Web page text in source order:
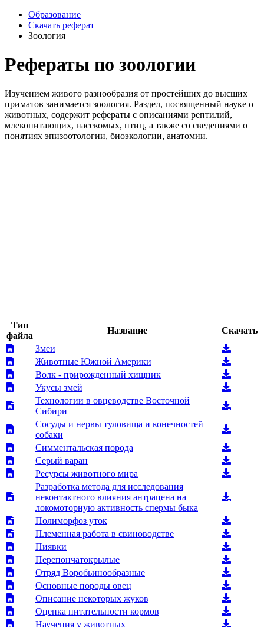
Образование
Скачать реферат
Зоология
Рефераты по зоологии
Изучением живого разнообразия от простейших до высших
приматов занимается зоология. Раздел, посвященный науке о
животных, содержит рефераты с описаниями рептилий,
млекопитающих, насекомых, птиц, а также со сведениями о
понятиях эпизоотологии, биоэкологии, анатомии.
Тип
файла
Название
Скачать
Змеи
Животные Южной Америки
Волк - прирожденный хищник
Укусы змей
Технологии в овцеводстве Восточной
Сибири
Сосуды и нервы туловища и конечностей
собаки
Симментальская порода
Серый варан
Ресурсы животного мира
Разработка метода для исследования
неконтактного влияния антрацена на
локомоторную активность спермы быка
Полиморфоз уток
Племенная работа в свиноводстве
Пиявки
Перепончатокрылые
Отряд Воробьинообразные
Основные породы овец
Описание некоторых жуков
Оценка питательности кормов
Научения у животных